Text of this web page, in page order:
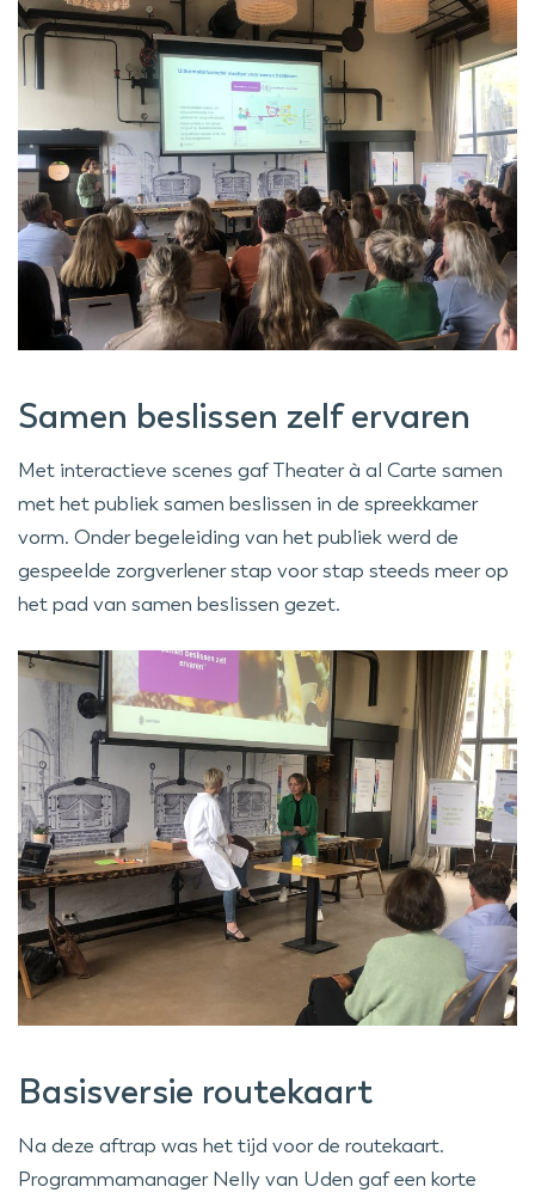
Samen beslissen zelf ervaren
Met interactieve scenes gaf Theater à al Carte samen
met het publiek samen beslissen in de spreekkamer
vorm. Onder begeleiding van het publiek werd de
gespeelde zorgverlener stap voor stap steeds meer op
het pad van samen beslissen gezet.
Basisversie routekaart
Na deze aftrap was het tijd voor de routekaart.
Programmamanager Nelly van Uden gaf een korte